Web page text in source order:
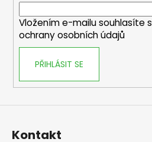
Vložením e-mailu souhlasíte s
ochrany osobních údajů
PŘIHLÁSIT SE
Kontakt